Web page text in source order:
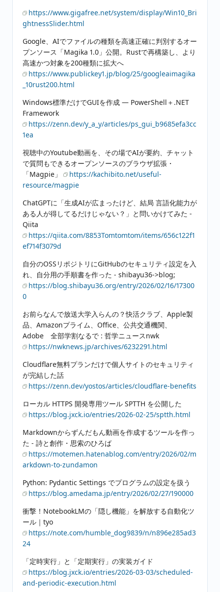
https://www.gigafree.net/system/display/Win10_Bri
ghtnessSlider.html
Google、AIでファイルの種類を高速正確に判別するオー
プンソース「Magika 1.0」公開。Rustで再構築し、より
高速かつ対象を200種類に拡大へ
https://www.publickey1.jp/blog/25/googleaimagika
_10rust200.html
Windows標準だけでGUIを作成 ― PowerShell＋.NET
Framework
https://zenn.dev/y_a_y/articles/ps_gui_b9685efa3cc
1ea
視聴中のYoutube動画を、その場でAIが要約、チャット
で質問もできるオープンソースのブラウザ拡張・
「Magpie」
https://kachibito.net/useful-
resource/magpie
ChatGPTに「生成AIが広まったけど、結局 言語化能力が
ある人が得してるだけじゃない？」と問いかけてみた -
Qiita
https://qiita.com/8853Tomtomtom/items/656c122f1
ef714f3079d
自分のOSSリポジトリにGitHubのセキュリティ設定を入
れ、自分用の手順書を作った - shibayu36->blog;
https://blog.shibayu36.org/entry/2026/02/16/17300
0
お前らなんで放送大学入らんの？快活クラブ、Apple製
品、Amazonプライム、Office、公共交通機関、
Adobe 全部学割なるで : 哲学ニュースnwk
https://nwknews.jp/archives/6232291.html
Cloudflare無料プランだけで個人サイトのセキュリティ
が完結した話
https://zenn.dev/yostos/articles/cloudflare-benefits
ローカル HTTPS 開発専用ツール SPTTH を公開した
https://blog.jxck.io/entries/2026-02-25/sptth.html
Markdownからずんだもん動画を作成するツールを作っ
た - 詩と創作・思索のひろば
https://motemen.hatenablog.com/entry/2026/02/m
arkdown-to-zundamon
Python: Pydantic Settings でプログラムの設定を扱う
https://blog.amedama.jp/entry/2026/02/27/190000
衝撃！NotebookLMの「隠し機能」を解放する自動化ツ
ール｜tyo
https://note.com/humble_dog9839/n/n896e285ad3
24
「定時実行」と「定期実行」の実装ガイド
https://blog.jxck.io/entries/2026-03-03/scheduled-
and-periodic-execution.html